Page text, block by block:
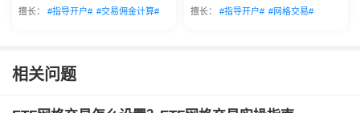
擅长： #指导开户# #交易佣金计算# 擅长： #指导开户# #网格交易#
相关问题